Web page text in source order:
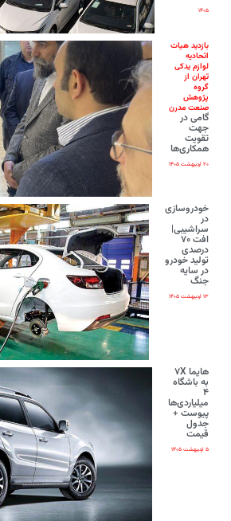
۱۴۰۵
بازدید هیات
اتحادیه
لوازم یدکی
تهران از
گروه
پژوهش
صنعت مدرن
گامی در
جهت
تقویت
همکاری‌ها
۲۰ اردیبهشت ۱۴۰۵
خودروسازی
در
سراشیبی|
افت ۷۰
درصدی
تولید خودرو
در سایه
جنگ
۱۳ اردیبهشت ۱۴۰۵
هایما ۷X
به باشگاه
۴
میلیاردی‌ها
پیوست +
جدول
قیمت
۵ اردیبهشت ۱۴۰۵